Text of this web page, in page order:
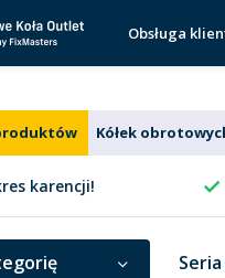
Obsługa
Kółek
karencji!
Seria